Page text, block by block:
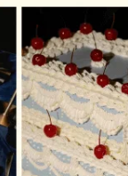
но и
темных
а
только